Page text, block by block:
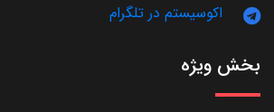
اکوسیستم در تلگرام
بخش ویژه